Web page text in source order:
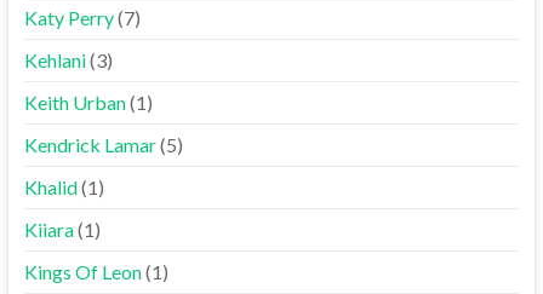
Katy Perry(7)
Kehlani(3)
Keith Urban(1)
Kendrick Lamar(5)
Khalid(1)
Kiiara(1)
Kings Of Leon(1)